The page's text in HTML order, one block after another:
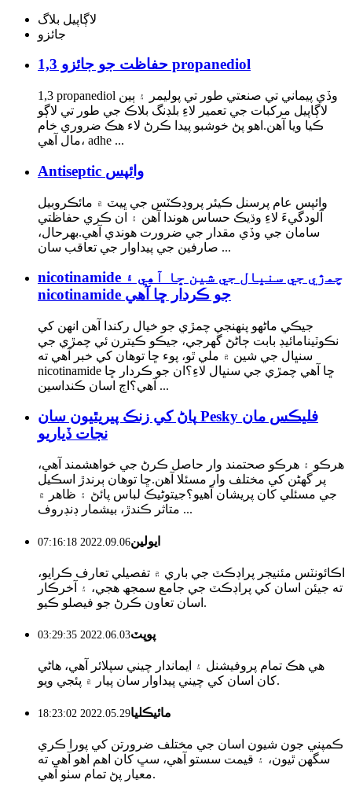
لاڳاپيل بلاگ
جائزو
حفاظت جو جائزو 1,3 propanediol
1,3 propanediol وڏي پيماني تي صنعتي طور تي پوليمر ۽ ٻين
لاڳاپيل مرکبات جي تعمير لاءِ بلڊنگ بلاڪ جي طور تي لاڳو
ڪيا ويا آهن.اهو پڻ خوشبو پيدا ڪرڻ لاء هڪ ضروري خام
مال آهي، adhe ...
Antiseptic وائپس
وائپس عام پرسنل ڪيئر پروڊڪٽس جي ڀيٽ ۾ مائڪروبيل
آلودگيءَ لاءِ وڌيڪ حساس هوندا آهن ۽ ان ڪري حفاظتي
سامان جي وڏي مقدار جي ضرورت هوندي آهي.بهرحال،
صارفين جي پيداوار جي تعاقب سان ...
nicotinamide چمڙي جي سنڀال جي شين ڇا آهي ۽
nicotinamide جو ڪردار ڇا آهي
جيڪي ماڻهو پنهنجي چمڙي جو خيال رکندا آهن انهن کي
نڪوٽينامائيڊ بابت ڄاڻڻ گهرجي، جيڪو ڪيترن ئي چمڙي جي
سنڀال جي شين ۾ ملي ٿو، پوء ڇا توهان کي خبر آهي ته
nicotinamide ڇا آهي چمڙي جي سنڀال لاءِ؟ان جو ڪردار ڇا
آهي؟اڄ اسان ڪنداسين ...
پاڻ کي زنڪ پيريٿيون سان Pesky فليڪس مان
نجات ڏياريو
هرڪو ۽ هرڪو صحتمند وار حاصل ڪرڻ جي خواهشمند آهي،
پر گهڻن کي مختلف وار مسئلا آهن.ڇا توهان ٻرندڙ اسڪيل
جي مسئلي کان پريشان آهيو؟جيتوڻيڪ لباس پائڻ ۽ ظاهر ۾
متاثر ڪندڙ، بيشمار ڊنڊروف ...
ايولين2022.09.06 07:16:18
اڪائونٽس مئنيجر پراڊڪٽ جي باري ۾ تفصيلي تعارف ڪرايو،
ته جيئن اسان کي پراڊڪٽ جي جامع سمجھ هجي، ۽ آخرڪار
اسان تعاون ڪرڻ جو فيصلو ڪيو.
پوپٽ2022.06.03 03:29:35
هي هڪ تمام پروفيشنل ۽ ايماندار چيني سپلائر آهي، هاڻي
کان اسان کي چيني پيداوار سان پيار ۾ پئجي ويو.
مائيڪليا2022.05.29 18:23:02
ڪمپني جون شيون اسان جي مختلف ضرورتن کي پورا ڪري
سگهن ٿيون، ۽ قيمت سستو آهي، سڀ کان اهم اهو آهي ته
معيار پڻ تمام سٺو آهي.